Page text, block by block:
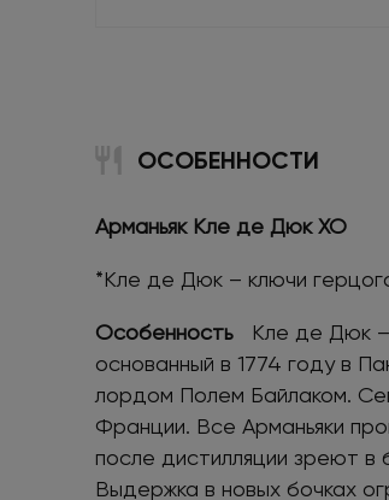
ОСОБЕННОСТИ
Арманьяк Кле де Дюк ХО
*Кле де Дюк – ключи
Особенность
Кле де Дюк
основанный в 1774 году в
лордом Полем Байлаком.
Франции. Все Арманьяки
после дистилляции зреют в
Выдержка в новых бочках